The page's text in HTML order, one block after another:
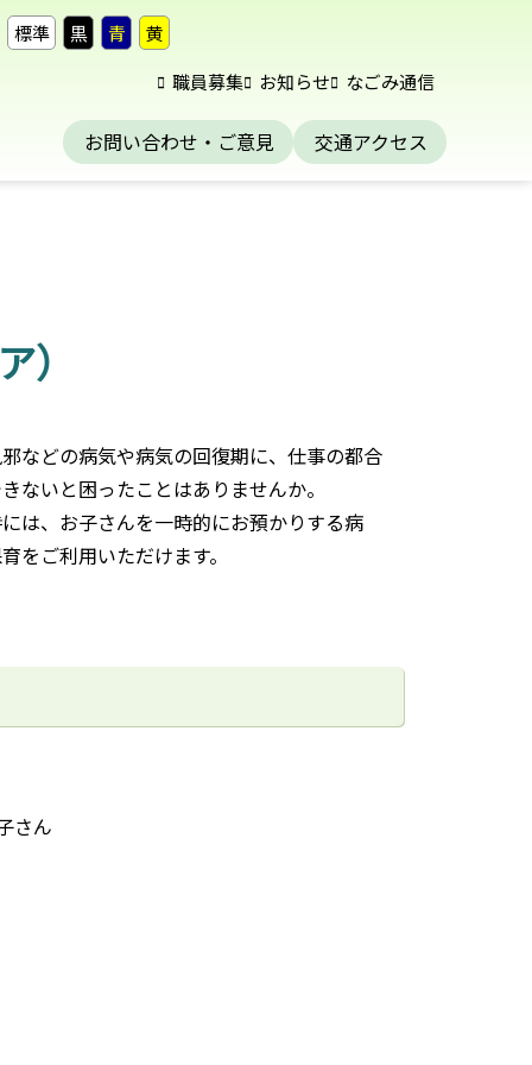
標準 黒 青
黄
職員募集
お知らせ なごみ通信
お問い合わせ・ご意見 交通アクセス
）
などの病気や病気の回復期に、仕事の都合
ないと困ったことはありませんか。
は、お子さんを一時的にお預かりする病
をご利用いただけます。
さん